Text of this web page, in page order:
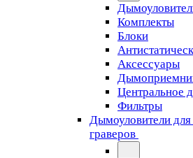
Комплекты
Блоки
Аксессуары
Центральное
Фильтры
Дымоуловители
граверов